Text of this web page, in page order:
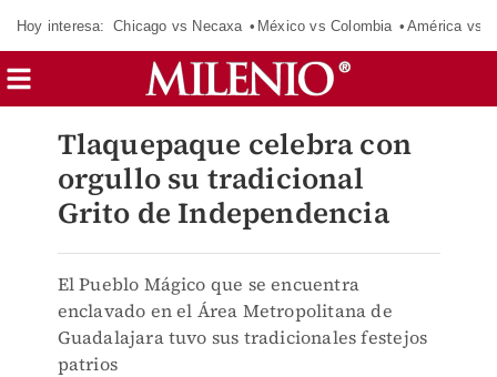
Hoy interesa: Chicago vs Necaxa México vs Colombia América vs
Tlaquepaque celebra con
orgullo su tradicional
Grito de Independencia
El Pueblo Mágico que se encuentra
enclavado en el Área Metropolitana de
Guadalajara tuvo sus tradicionales festejos
patrios